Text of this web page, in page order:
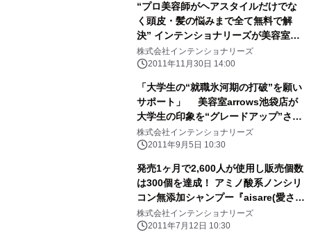
“プロ美容師がヘアスタイルだけでな
く頭皮・髪の悩みまで全て無料で解
決” インテンショナリーズが美容室業
界初となる「お客様相談室」を設置
株式会社インテンショナリーズ
2011年11月30日 14:00
「大学生の“就職氷河期の打破”を願い
サポート」 美容室arrows池袋店が
大学生の印象を“グレードアップ”させ
るサービス開始
株式会社インテンショナリーズ
2011年9月5日 10:30
発売1ヶ月で2,600人が使用し販売個数
は300個を達成！ アミノ酸系ノンシリ
コン無添加シャンプー『aisare(愛され
髪)』
株式会社インテンショナリーズ
2011年7月12日 10:30